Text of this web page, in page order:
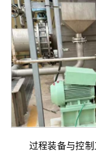
过程装备与控